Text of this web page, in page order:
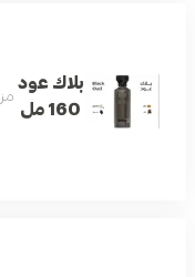
بلاك عود
160 مل